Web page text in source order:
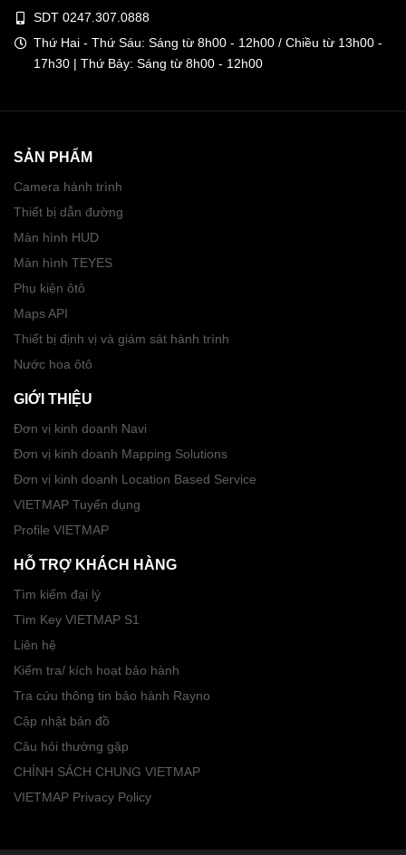
SDT 0247.307.0888
Thứ Hai - Thứ Sáu: Sáng từ 8h00 - 12h00 / Chiều từ 13h00 -
17h30 | Thứ Bảy: Sáng từ 8h00 - 12h00
SẢN PHẨM
Camera hành trình
Thiết bị dẫn đường
Màn hình HUD
Màn hình TEYES
Phụ kiện ôtô
Maps API
Thiết bị định vị và giám sát hành trình
Nước hoa ôtô
GIỚI THIỆU
Đơn vị kinh doanh Navi
Đơn vị kinh doanh Mapping Solutions
Đơn vị kinh doanh Location Based Service
VIETMAP Tuyển dụng
Profile VIETMAP
HỖ TRỢ KHÁCH HÀNG
Tìm kiếm đại lý
Tìm Key VIETMAP S1
Liên hệ
Kiểm tra/ kích hoạt bảo hành
Tra cứu thông tin bảo hành Rayno
Cập nhật bản đồ
Câu hỏi thường gặp
CHÍNH SÁCH CHUNG VIETMAP
VIETMAP Privacy Policy